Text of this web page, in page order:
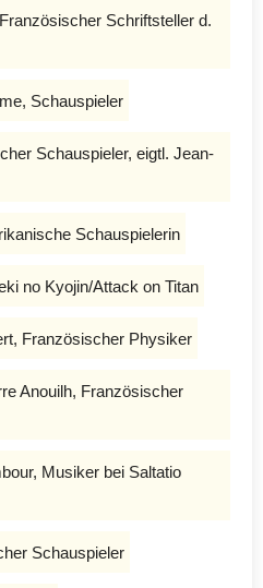
Schriftsteller d.
Schauspieler
Schauspieler, eigtl. Jean-
Schauspielerin
no Kyojin/Attack on Titan
Französischer Physiker
Anouilh, Französischer
Musiker bei Saltatio
Schauspieler